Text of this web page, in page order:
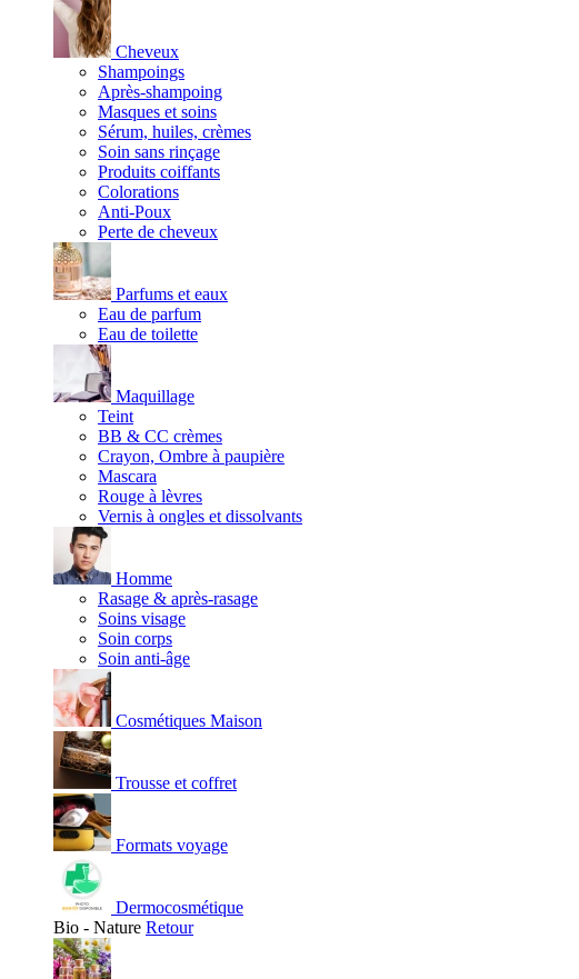
Cheveux
Shampoings
Après-shampoing
Masques et soins
Sérum, huiles, crèmes
Soin sans rinçage
Produits coiffants
Colorations
Anti-Poux
Perte de cheveux
Parfums et eaux
Eau de parfum
Eau de toilette
Maquillage
Teint
BB & CC crèmes
Crayon, Ombre à paupière
Mascara
Rouge à lèvres
Vernis à ongles et dissolvants
Homme
Rasage & après-rasage
Soins visage
Soin corps
Soin anti-âge
Cosmétiques Maison
Trousse et coffret
Formats voyage
Dermocosmétique
Bio - Nature Retour